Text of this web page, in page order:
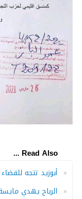
Read Also ...
أبوزيد تتجه
الرباح يهدي مايسة